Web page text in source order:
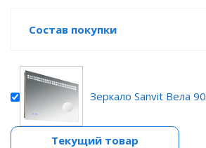
Состав покупки
Зеркало Sanvit Вела 90
Текущий товар